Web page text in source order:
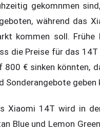
gekomnmen
während das
kommen soll.
die Preise für das
800 € sinken könnten,
Sonderangebote geben
Xiaomi 14T wird in
Blue und Lemon